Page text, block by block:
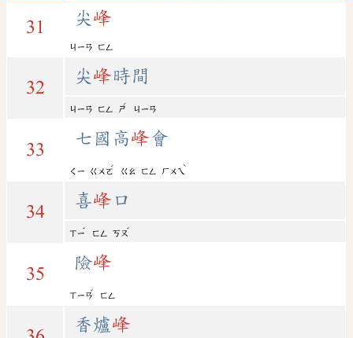
31 尖 峰
ㄐㄧㄢ ㄈㄥ
32
尖 峰時間
ㄐㄧㄢ ㄈㄥ ㄕ
ˊ
ㄐㄧㄢ
33
七國高峰會
ㄑㄧ ㄍㄨㄛ
ˊ
ㄍㄠ ㄈㄥ ㄏㄨㄟ
ˋ
34
喜峰 口
ㄒㄧ
ˇ
ㄈㄥ ㄎㄡ
ˇ
35
險峰
ㄒㄧㄢ
ˇ
ㄈㄥ
香爐峰